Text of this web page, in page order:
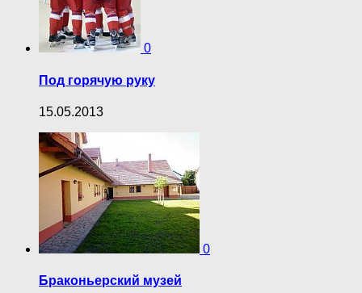
0
Под горячую руку
15.05.2013
0
Браконьерский музей